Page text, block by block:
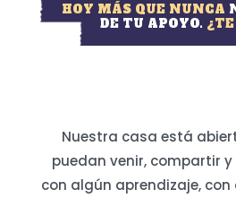
HOY MÁS QUE NUNCA
DE TU APOYO.
Nuestra casa está
puedan venir, compartir
con algún aprendizaje,